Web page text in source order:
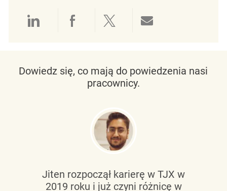
Udostępnianie przez LinkedIn
Udostępnianie przez
Udostępnij przez
Dowiedz się, co mają do powiedzenia nasi
pracownicy.
Jiten rozpoczął karierę w TJX w
2019 roku i już czyni różnicę w